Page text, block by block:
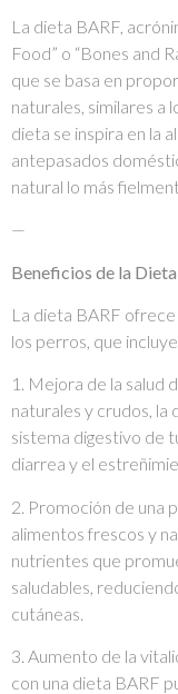
La dieta BARF,
Food” o “Bones and
que se basa en
naturales, similares a
dieta se inspira en la
antepasados
natural lo más
—
Beneficios de la
La dieta BARF
los perros, que
1. Mejora de la salud
naturales y crudos, la
sistema digestivo de
diarrea y el
2. Promoción de una
alimentos frescos y
nutrientes que
saludables,
cutáneas.
3. Aumento de la
con una dieta BARF